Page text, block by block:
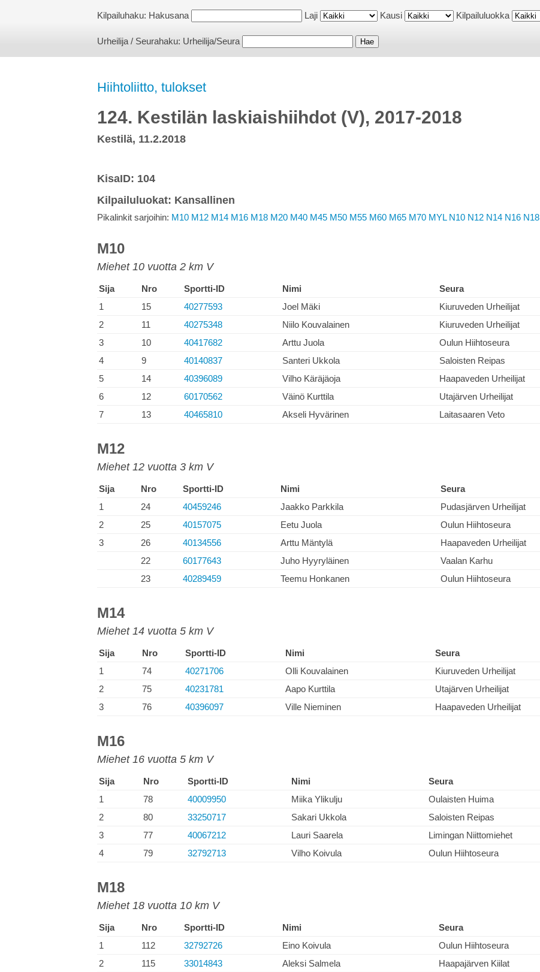
Kilpailuhaku: Hakusana Laji Kausi Kilpailuluokka
Urheilija / Seurahaku: Urheilija/Seura
Hiihtoliitto, tulokset
124. Kestilän laskiaishiihdot (V), 2017-2018
Kestilä, 11.2.2018
KisaID: 104
Kilpailuluokat: Kansallinen
Pikalinkit sarjoihin: M10 M12 M14 M16 M18 M20 M40 M45 M50 M55 M60 M65 M70 MYL N10 N12 N14 N16 N18
M10
Miehet 10 vuotta 2 km V
Sija Nro Sportti-ID Nimi Seura
1
15 40277593 Joel Mäki Kiuruveden Urheilijat
2
11 40275348 Niilo Kouvalainen Kiuruveden Urheilijat
3
10 40417682 Arttu Juola Oulun Hiihtoseura
4
9 40140837 Santeri Ukkola Saloisten Reipas
5
14 40396089 Vilho Käräjäoja Haapaveden Urheilijat
6
12 60170562 Väinö Kurttila Utajärven Urheilijat
7
13 40465810 Akseli Hyvärinen Laitasaaren Veto
M12
Miehet 12 vuotta 3 km V
Sija Nro Sportti-ID Nimi Seura
1
24 40459246 Jaakko Parkkila Pudasjärven Urheilijat
2
25 40157075 Eetu Juola Oulun Hiihtoseura
3
26 40134556 Arttu Mäntylä Haapaveden Urheilijat
22
60177643 Juho Hyyryläinen Vaalan Karhu
23
40289459 Teemu Honkanen Oulun Hiihtoseura
M14
Miehet 14 vuotta 5 km V
Sija Nro Sportti-ID Nimi Seura
1
74 40271706 Olli Kouvalainen Kiuruveden Urheilijat
2
75 40231781 Aapo Kurttila Utajärven Urheilijat
3
76 40396097 Ville Nieminen Haapaveden Urheilijat
M16
Miehet 16 vuotta 5 km V
Sija Nro Sportti-ID Nimi Seura
1
78 40009950 Miika Ylikulju Oulaisten Huima
2
80 33250717 Sakari Ukkola Saloisten Reipas
3
77 40067212 Lauri Saarela Limingan Niittomiehet
4
79 32792713 Vilho Koivula Oulun Hiihtoseura
M18
Miehet 18 vuotta 10 km V
Sija Nro Sportti-ID Nimi Seura
1
112 32792726 Eino Koivula Oulun Hiihtoseura
2
115 33014843 Aleksi Salmela Haapajärven Kiilat